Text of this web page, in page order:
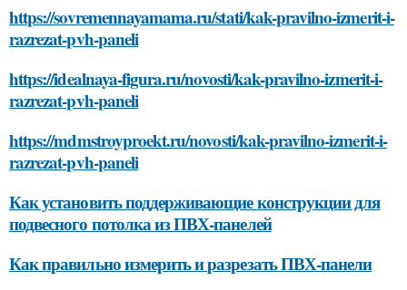
https://sovremennayamama.ru/stati/kak-pravilno-izmerit-i-
razrezat-pvh-paneli
https://idealnaya-figura.ru/novosti/kak-pravilno-izmerit-i-
razrezat-pvh-paneli
https://mdmstroyproekt.ru/novosti/kak-pravilno-izmerit-i-
razrezat-pvh-paneli
Как установить поддерживающие конструкции для
подвесного потолка из ПВХ-панелей
Как правильно измерить и разрезать ПВХ-панели